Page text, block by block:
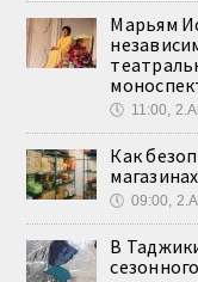
Марьям
🕔 11:00,
Как
🕔 09:00,
В